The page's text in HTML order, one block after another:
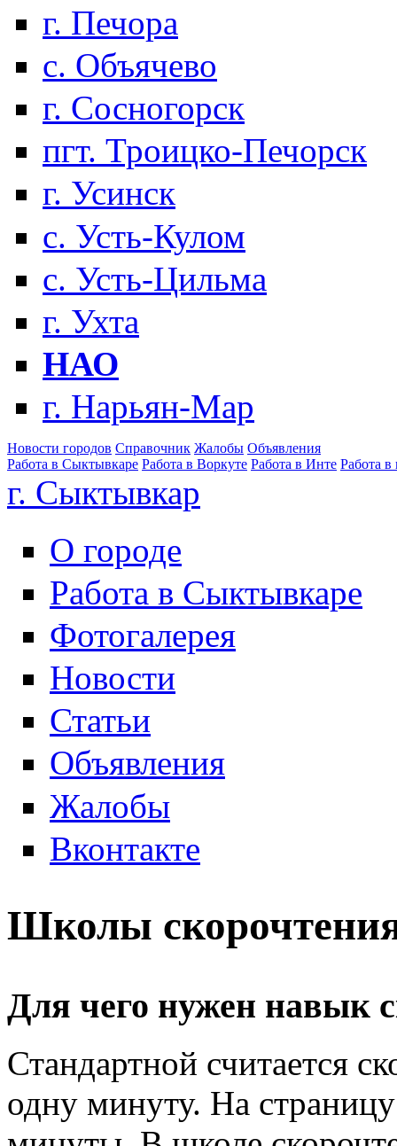
г. Печора
с. Объячево
г. Сосногорск
пгт. Троицко-Печорск
г. Усинск
с. Усть-Кулом
с. Усть-Цильма
г. Ухта
НАО
г. Нарьян-Мар
Новости городов Справочник Жалобы Объявления
Работа в Сыктывкаре Работа в Воркуте Работа в Инте Работа в
г. Сыктывкар
О городе
Работа в Сыктывкаре
Фотогалерея
Новости
Статьи
Объявления
Жалобы
Вконтакте
Школы
Для чего нужен навык
Стандартной считается
одну минуту. На страницу